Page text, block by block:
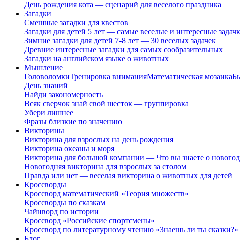
День рождения кота — сценарий для веселого праздника
Загадки
Смешные загадки для квестов
Загадки для детей 5 лет — самые веселые и интересные
Зимние загадки для детей 7-8 лет — 30 веселых задачек
Древние интересные загадки для самых сообразительных
Загадки на английском языке о животных
Мышление
ГоловоломкиТренировка вниманияМатематическая мозаика
День знаний
Найди закономерность
Всяк сверчок знай свой шесток — группировка
Убери лишнее
Фразы близкие по значению
Викторины
Викторина для взрослых на день рождения
Викторина океаны и моря
Викторина для большой компании — Что вы знаете о
Новогодняя викторина для взрослых за столом
Правда или нет — веселая викторина о животных для детей
Кроссворды
Кроссворд математический «Теория множеств»
Кроссворды по сказкам
Чайнворд по истории
Кроссворд «Российские спортсмены»
Кроссворд по литературному чтению «Знаешь ли ты сказки?»